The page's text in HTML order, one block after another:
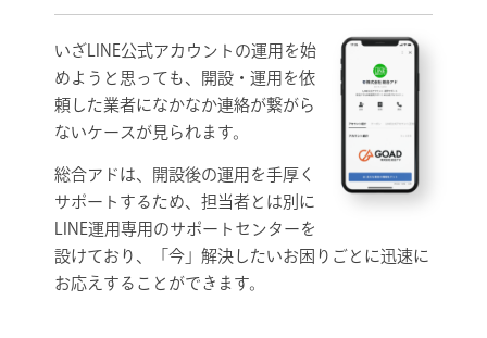
いざLINE公式アカウントの運用を始
めようと思っても、開設・運用を依
頼した業者になかなか連絡が繋がら
ないケースが見られます。
総合アドは、開設後の運用を手厚く
サポートするため、担当者とは別に
LINE運用専用のサポートセンターを
設けており、「今」解決したいお困りごとに迅速に
お応えすることができます。